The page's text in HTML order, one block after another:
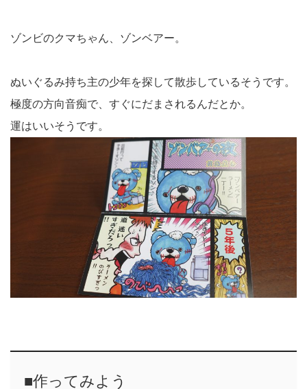
ゾンビのクマちゃん、ゾンベアー。
ぬいぐるみ持ち主の少年を探して散歩しているそうです。
極度の方向音痴で、すぐにだまされるんだとか。
運はいいそうです。
■作ってみよう